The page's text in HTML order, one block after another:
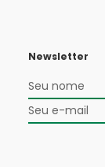
Newsletter